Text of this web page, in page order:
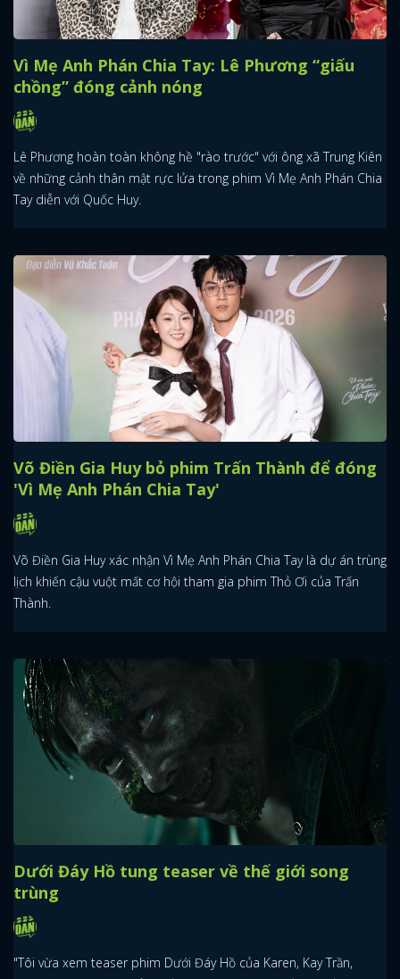
FACEBOOK GOOGLE
Vì Mẹ Anh Phán Chia Tay: Lê Phương “giấu
chồng” đóng cảnh nóng
Lê Phương hoàn toàn không hề "rào trước" với ông xã Trung Kiên
về những cảnh thân mật rực lửa trong phim Vì Mẹ Anh Phán Chia
Tay diễn với Quốc Huy.
Võ Điền Gia Huy bỏ phim Trấn Thành để đóng
'Vì Mẹ Anh Phán Chia Tay'
Võ Điền Gia Huy xác nhận Vì Mẹ Anh Phán Chia Tay là dự án trùng
lịch khiến cậu vuột mất cơ hội tham gia phim Thỏ Ơi của Trấn
Thành.
Dưới Đáy Hồ tung teaser về thế giới song
trùng
"Tôi vừa xem teaser phim Dưới Đáy Hồ của Karen, Kay Trần,